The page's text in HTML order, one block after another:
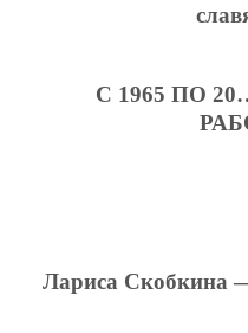
С 1965 ПО
Лариса Скобкина